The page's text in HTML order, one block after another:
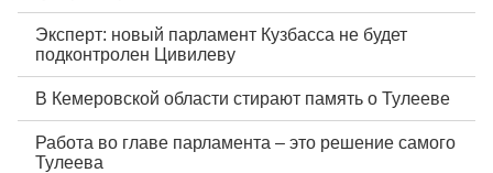
Эксперт: новый парламент Кузбасса не будет
подконтролен Цивилеву
В Кемеровской области стирают память о Тулееве
Работа во главе парламента – это решение самого
Тулеева